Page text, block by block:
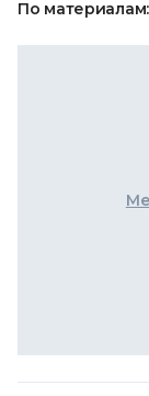
По материалам: